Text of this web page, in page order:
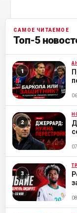
САМОЕ ЧИТАЕМОЕ
Топ-5
ML
ML
ML